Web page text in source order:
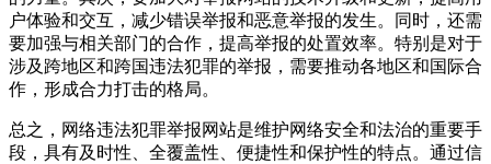
户体验和交互，减少错误举报和恶意举报的发生。同时，还需
要加强与相关部门的合作，提高举报的处置效率。特别是对于
涉及跨地区和跨国违法犯罪的举报，需要推动各地区和国际合
作，形成合力打击的格局。
总之，网络违法犯罪举报网站是维护网络安全和法治的重要手
段，具有及时性、全覆盖性、便捷性和保护性的特点。通过信